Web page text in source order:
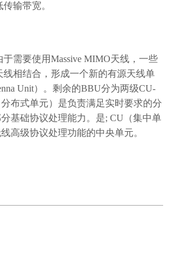
输带宽。
需要使用Massive MIMO天线，一些
相结合，形成一个新的有源天线单
Unit）。剩余的BBU分为两级CU-
布式单元）是负责满足实时要求的分
基础协议处理能力。是; CU（集中单
高级协议处理功能的中央单元。